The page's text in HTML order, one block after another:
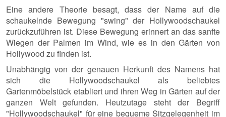
Eine andere Theorie besagt, dass der Name auf die
schaukelnde Bewegung "swing" der Hollywoodschaukel
zurückzuführen ist. Diese Bewegung erinnert an das sanfte
Wiegen der Palmen im Wind, wie es in den Gärten von
Hollywood zu finden ist.
Unabhängig von der genauen Herkunft des Namens hat
sich die Hollywoodschaukel als beliebtes
Gartenmöbelstück etabliert und ihren Weg in Gärten auf der
ganzen Welt gefunden. Heutzutage steht der Begriff
"Hollywoodschaukel" für eine bequeme Sitzgelegenheit im